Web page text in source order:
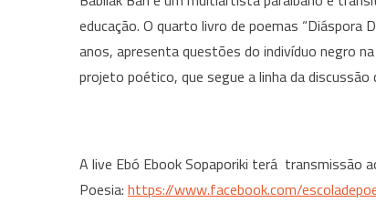
educação. O quarto livro de poemas
anos, apresenta questões do indivíduo negro
projeto poético, que segue a linha da
A live Ebó Ebook Sopaporiki terá transmissão
Poesia: https://www.facebook.com/